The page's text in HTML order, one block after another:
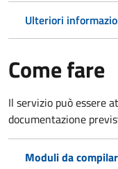
Ulteriori
Come fare
Il servizio può essere
documentazione
Moduli da